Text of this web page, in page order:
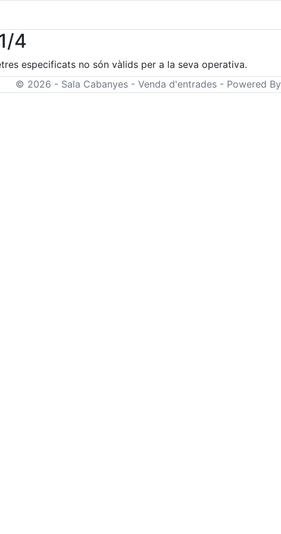
4
especificats no són vàlids per a la seva operativa.
© 2026 - Sala Cabanyes - Venda d'entrades - Powered By